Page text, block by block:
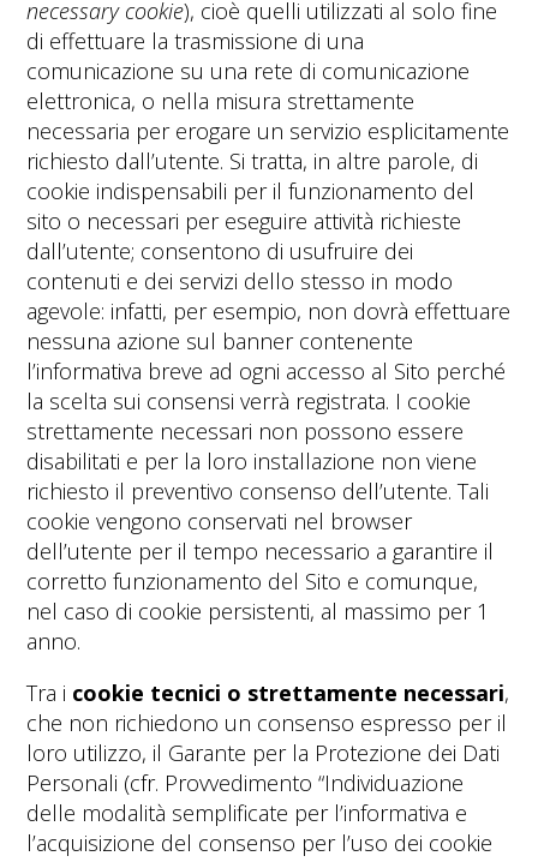
necessary cookie), cioè quelli utilizzati al solo fine
di effettuare la trasmissione di una
comunicazione su una rete di comunicazione
elettronica, o nella misura strettamente
necessaria per erogare un servizio esplicitamente
richiesto dall’utente. Si tratta, in altre parole, di
cookie indispensabili per il funzionamento del
sito o necessari per eseguire attività richieste
dall’utente; consentono di usufruire dei
contenuti e dei servizi dello stesso in modo
agevole: infatti, per esempio, non dovrà effettuare
nessuna azione sul banner contenente
l’informativa breve ad ogni accesso al Sito perché
la scelta sui consensi verrà registrata. I cookie
strettamente necessari non possono essere
disabilitati e per la loro installazione non viene
richiesto il preventivo consenso dell’utente. Tali
cookie vengono conservati nel browser
dell’utente per il tempo necessario a garantire il
corretto funzionamento del Sito e comunque,
nel caso di cookie persistenti, al massimo per 1
anno.
Tra i cookie tecnici o strettamente necessari,
che non richiedono un consenso espresso per il
loro utilizzo, il Garante per la Protezione dei Dati
Personali (cfr. Provvedimento “Individuazione
delle modalità semplificate per l’informativa e
l’acquisizione del consenso per l’uso dei cookie